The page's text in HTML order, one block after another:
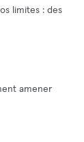
limites : des
amener